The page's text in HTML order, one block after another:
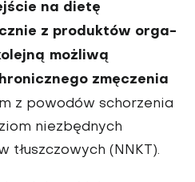
na dietę
z produktów orga­
możliwą
zmęczenia
z po­wodów schorzenia
niezbęd­nych
tłuszczowych (NNKT).